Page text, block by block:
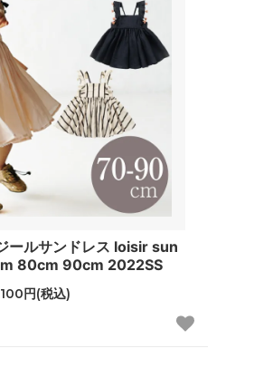
ールサンドレス loisir sun
80cm 90cm 2022SS
円(税込)